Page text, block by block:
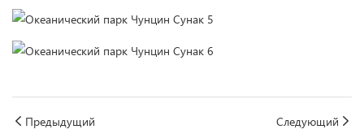
Предыдущий Следующий